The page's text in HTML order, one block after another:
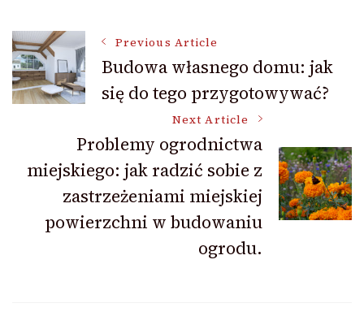
Post
Navigation
Previous Article
Budowa własnego domu: jak
się do tego przygotowywać?
Next Article
Problemy ogrodnictwa
miejskiego: jak radzić sobie z
zastrzeżeniami miejskiej
powierzchni w budowaniu
ogrodu.